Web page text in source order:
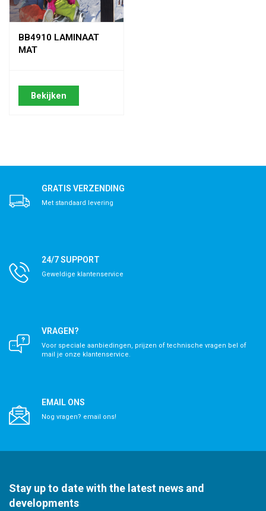
BB4910 LAMINAAT
MAT
Bekijken
GRATIS VERZENDING
Met standaard levering
24/7 SUPPORT
Geweldige klantenservice
VRAGEN?
Voor speciale aanbiedingen, prijzen of technische vragen bel of
mail je onze klantenservice.
EMAIL ONS
Nog vragen? email ons!
Stay up to date with the latest news and
developments